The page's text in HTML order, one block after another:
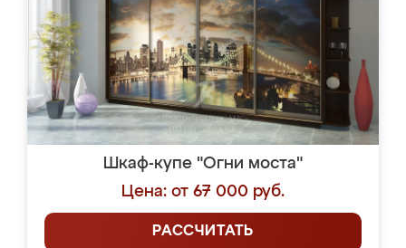
Шкаф-купе "Огни моста"
Цена: от 67 000 руб.
РАССЧИТАТЬ